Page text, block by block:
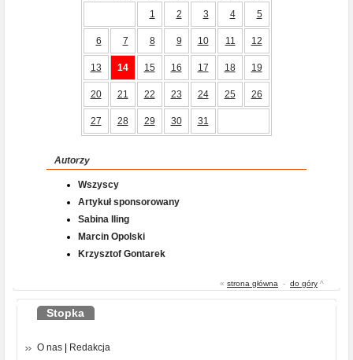
1
2 3 4 5
6 7 8 9 10 11 12
13 14 15 16 17 18 19
20 21 22 23 24 25 26
27 28 29 30 31
Autorzy
Wszyscy
Artykuł sponsorowany
Sabina Iling
Marcin Opolski
Krzysztof Gontarek
« strona główna - do góry ^
Stopka
O nas
Redakcja